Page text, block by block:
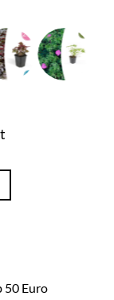
50 Euro